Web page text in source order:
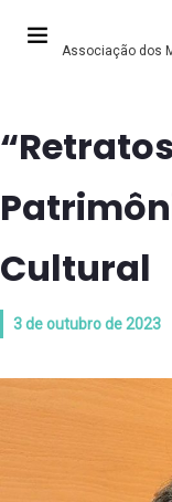
Associação dos
Cultural
3 de outubro de 2023